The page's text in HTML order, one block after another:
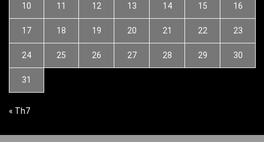
10 11 12 13 14 15 16
17 18 19 20 21 22 23
24 25 26 27 28 29 30
31
« Th7